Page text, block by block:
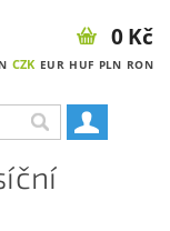
CZK EUR HUF PLN RON
0 Kč